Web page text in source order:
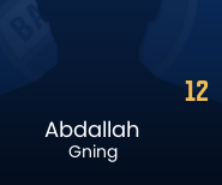
17
Michal
Frydrych